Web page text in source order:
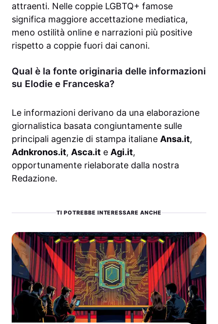
attraenti. Nelle coppie LGBTQ+ famose
significa maggiore accettazione mediatica,
meno ostilità online e narrazioni più positive
rispetto a coppie fuori dai canoni.
Qual è la fonte originaria delle informazioni
su Elodie e Franceska?
Le informazioni derivano da una elaborazione
giornalistica basata congiuntamente sulle
principali agenzie di stampa italiane Ansa.it,
Adnkronos.it, Asca.it e Agi.it,
opportunamente rielaborate dalla nostra
Redazione.
TI POTREBBE INTERESSARE ANCHE